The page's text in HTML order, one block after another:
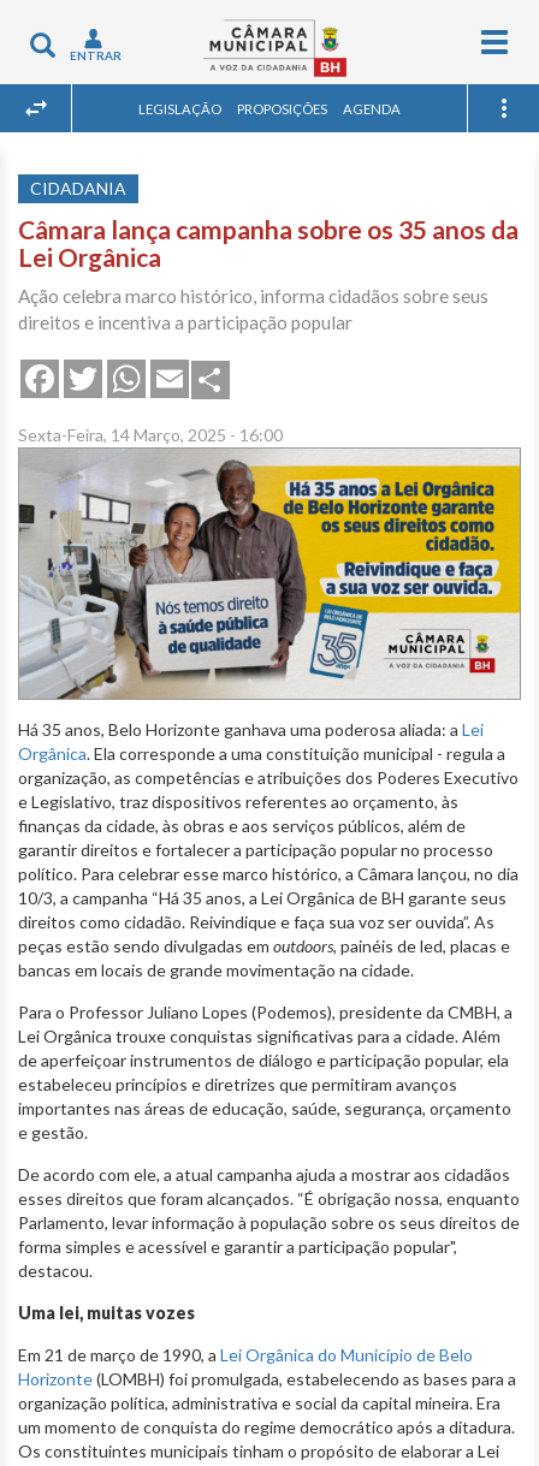
Toggle
navigation
ENTRAR
LEGISLAÇÃO PROPOSIÇÕES AGENDA
CIDADANIA
Câmara lança campanha sobre os 35 anos da
Lei Orgânica
Ação celebra marco histórico, informa cidadãos sobre seus
direitos e incentiva a participação popular
FacebookTwitterWhatsApp
Email
Sexta-Feira, 14 Março, 2025 - 16:00
Há 35 anos, Belo Horizonte ganhava uma poderosa aliada: a Lei
Orgânica. Ela corresponde a uma constituição municipal - regula a
organização, as competências e atribuições dos Poderes Executivo
e Legislativo, traz dispositivos referentes ao orçamento, às
finanças da cidade, às obras e aos serviços públicos, além de
garantir direitos e fortalecer a participação popular no processo
político. Para celebrar esse marco histórico, a Câmara lançou, no dia
10/3, a campanha “Há 35 anos, a Lei Orgânica de BH garante seus
direitos como cidadão. Reivindique e faça sua voz ser ouvida”. As
peças estão sendo divulgadas em outdoors, painéis de led, placas e
bancas em locais de grande movimentação na cidade.
Para o Professor Juliano Lopes (Podemos), presidente da CMBH, a
Lei Orgânica trouxe conquistas significativas para a cidade. Além
de aperfeiçoar instrumentos de diálogo e participação popular, ela
estabeleceu princípios e diretrizes que permitiram avanços
importantes nas áreas de educação, saúde, segurança, orçamento
e gestão.
De acordo com ele, a atual campanha ajuda a mostrar aos cidadãos
esses direitos que foram alcançados. “É obrigação nossa, enquanto
Parlamento, levar informação à população sobre os seus direitos de
forma simples e acessível e garantir a participação popular",
destacou.
Uma lei, muitas vozes
Em 21 de março de 1990, a Lei Orgânica do Município de Belo
Horizonte(LOMBH) foi promulgada, estabelecendo as bases para a
organização política, administrativa e social da capital mineira. Era
um momento de conquista do regime democrático após a ditadura.
Os constituintes municipais tinham o propósito de elaborar a Lei